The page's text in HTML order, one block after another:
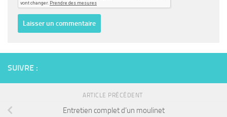
SUIVRE :
ARTICLE PRÉCÉDENT
Entretien complet d’un moulinet